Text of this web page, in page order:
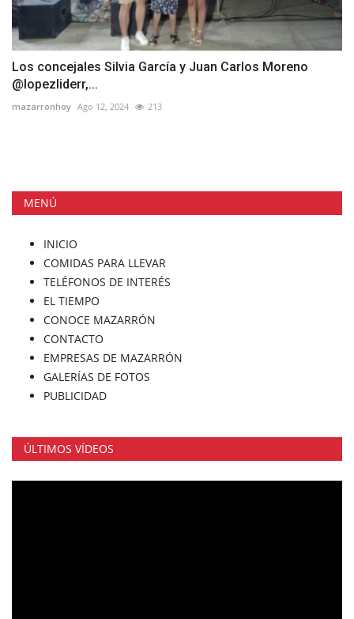
Los concejales Silvia García y Juan Carlos Moreno
@lopezliderr,...
mazarronhoy Ago 12, 2024 213
MENÚ
INICIO
COMIDAS PARA LLEVAR
TELÉFONOS DE INTERÉS
EL TIEMPO
CONOCE MAZARRÓN
CONTACTO
EMPRESAS DE MAZARRÓN
GALERÍAS DE FOTOS
PUBLICIDAD
ÚLTIMOS VÍDEOS